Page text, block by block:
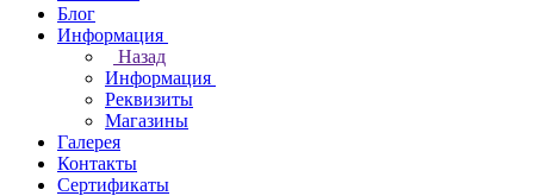
Блог
Информация
Назад
Информация
Реквизиты
Магазины
Галерея
Контакты
Сертификаты